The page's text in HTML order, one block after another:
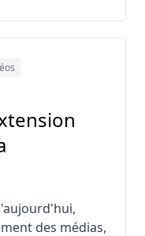
des médias,